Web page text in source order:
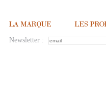
Newsletter :